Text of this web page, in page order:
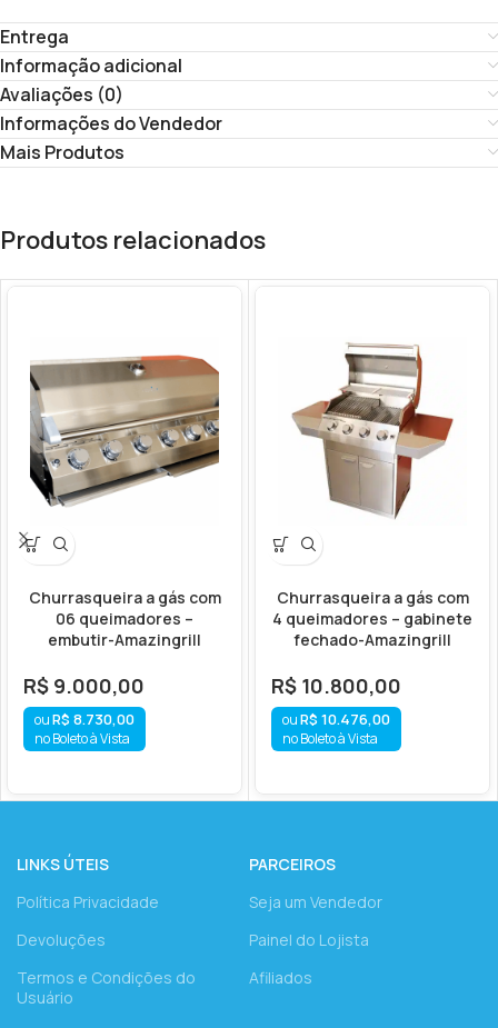
Entrega
Informação adicional
Avaliações (0)
Informações do Vendedor
Mais Produtos
Produtos relacionados
Churrasqueira a gás com
06 queimadores –
embutir-Amazingrill
R$ 9.000,00
R$ 8.730,00
no Boleto à Vista
Churrasqueira a gás com
4 queimadores – gabinete
fechado-Amazingrill
R$ 10.800,00
R$ 10.476,00
no Boleto à Vista
LINKS ÚTEIS
Política Privacidade
Devoluções
Termos e Condições do
Usuário
PARCEIROS
Seja um Vendedor
Painel do Lojista
Afiliados